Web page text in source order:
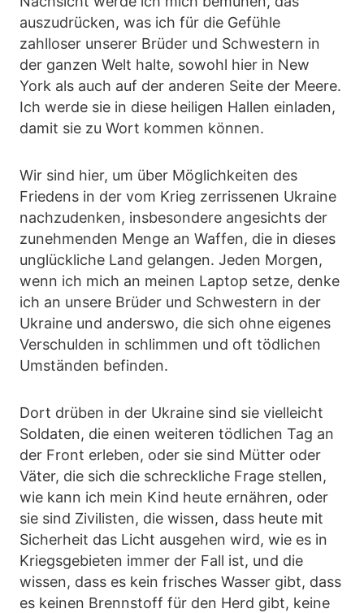
auszudrücken, was ich für die Gefühle
zahlloser unserer Brüder und Schwestern in
der ganzen Welt halte, sowohl hier in New
York als auch auf der anderen Seite der Meere.
Ich werde sie in diese heiligen Hallen einladen,
damit sie zu Wort kommen können.
Wir sind hier, um über Möglichkeiten des
Friedens in der vom Krieg zerrissenen Ukraine
nachzudenken, insbesondere angesichts der
zunehmenden Menge an Waffen, die in dieses
unglückliche Land gelangen. Jeden Morgen,
wenn ich mich an meinen Laptop setze, denke
ich an unsere Brüder und Schwestern in der
Ukraine und anderswo, die sich ohne eigenes
Verschulden in schlimmen und oft tödlichen
Umständen befinden.
Dort drüben in der Ukraine sind sie vielleicht
Soldaten, die einen weiteren tödlichen Tag an
der Front erleben, oder sie sind Mütter oder
Väter, die sich die schreckliche Frage stellen,
wie kann ich mein Kind heute ernähren, oder
sie sind Zivilisten, die wissen, dass heute mit
Sicherheit das Licht ausgehen wird, wie es in
Kriegsgebieten immer der Fall ist, und die
wissen, dass es kein frisches Wasser gibt, dass
es keinen Brennstoff für den Herd gibt, keine